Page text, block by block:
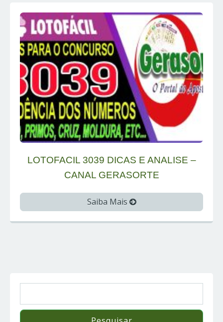
LOTOFACIL 3039 DICAS E ANALISE –
CANAL GERASORTE
Saiba Mais